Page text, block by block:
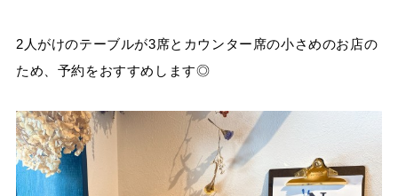
2人がけのテーブルが3席とカウンター席の小さめのお店の
ため、予約をおすすめします◎